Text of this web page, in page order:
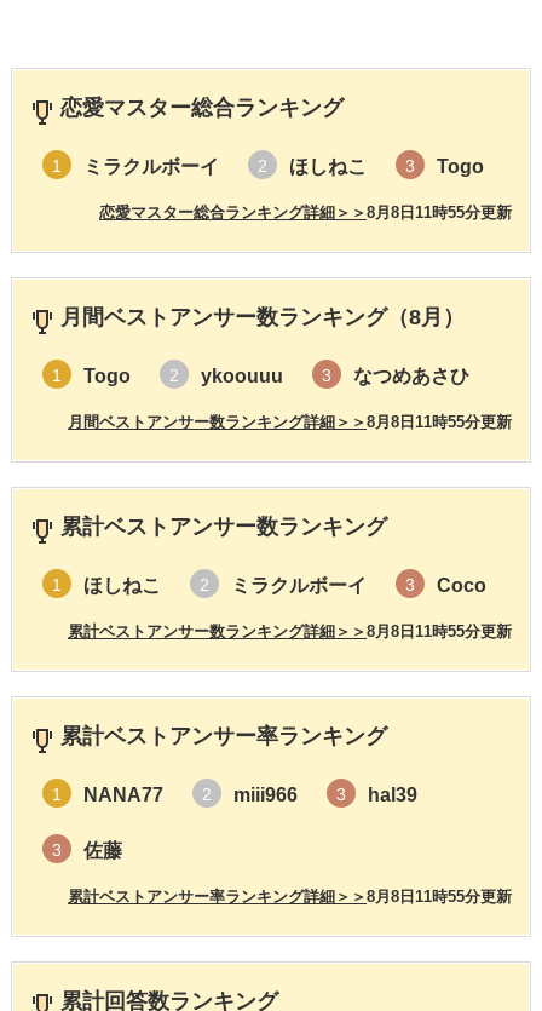
恋愛マスター総合ランキング
1 ミラクルボーイ 2 ほしねこ 3 Togo
8月8日11時55分更新
恋愛マスター総合ランキング詳細＞＞
月間ベストアンサー数ランキング（8月）
1 Togo 2 ykoouuu 3 なつめあさひ
8月8日11時55分更新
月間ベストアンサー数ランキング詳細＞＞
累計ベストアンサー数ランキング
1 ほしねこ 2 ミラクルボーイ 3 Coco
8月8日11時55分更新
累計ベストアンサー数ランキング詳細＞＞
累計ベストアンサー率ランキング
1 NANA77 2 miii966 3 hal39
3 佐藤
8月8日11時55分更新
累計ベストアンサー率ランキング詳細＞＞
累計回答数ランキング